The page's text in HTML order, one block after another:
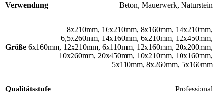
Verwendung Beton, Mauerwerk, Naturstein
Größe
8x210mm, 16x210mm, 8x160mm, 14x210mm,
6,5x260mm, 14x160mm, 6x210mm, 12x450mm,
6x160mm, 12x210mm, 6x110mm, 12x160mm, 20x200mm,
10x260mm, 20x450mm, 10x210mm, 10x160mm,
5x110mm, 8x260mm, 5x160mm
Qualitätsstufe Professional